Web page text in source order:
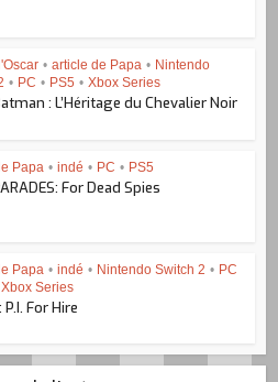
• article de Papa • Nintendo
• PC • PS5 • Xbox Series
: L’Héritage du Chevalier Noir
Papa • indé • PC • PS5
For Dead Spies
Papa • indé • Nintendo Switch 2 • PC
Xbox Series
For Hire